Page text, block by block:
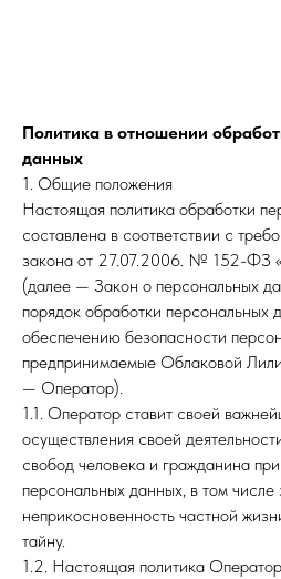
Политика в отношении
данных
1. Общие положения
Настоящая политика обработки
составлена в соответствии с
закона от 27.07.2006. № 152-ФЗ
(далее — Закон о персональных
порядок обработки персональных
обеспечению безопасности
предпринимаемые Облаковой
— Оператор).
1.1. Оператор ставит своей
осуществления своей
свобод человека и гражданина
персональных данных, в том
неприкосновенность частной
тайну.
1.2. Настоящая политика